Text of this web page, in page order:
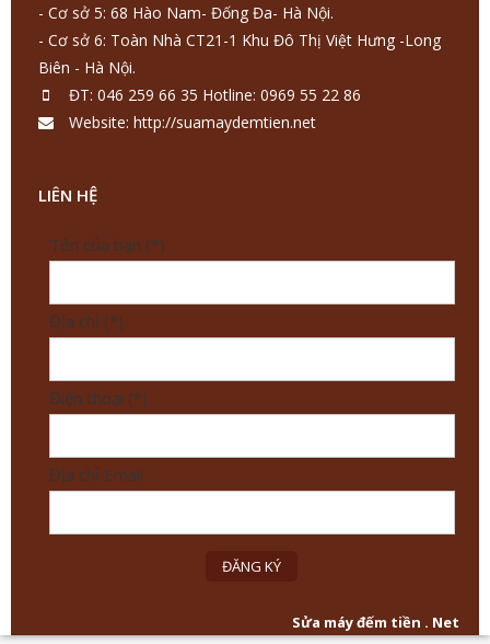
- Cơ sở 5: 68 Hào Nam- Đống Đa- Hà Nội.
- Cơ sở 6: Toàn Nhà CT21-1 Khu Đô Thị Việt Hưng -Long
Biên - Hà Nội.
ĐT: 046 259 66 35 Hotline: 0969 55 22 86
Website: http://suamaydemtien.net
LIÊN HỆ
Tên của bạn (*)
Địa chỉ (*)
Điện thoại (*)
Địa chỉ Email
Sửa máy đếm tiền . Net